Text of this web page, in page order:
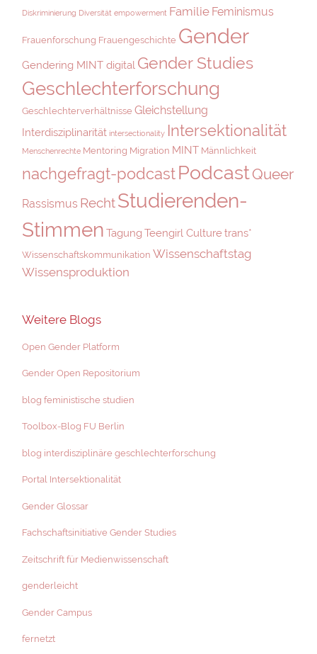
Diskriminierung Diversität empowerment Familie Feminismus
Frauenforschung Frauengeschichte Gender
Gendering MINT digital Gender Studies
Geschlechterforschung
Geschlechterverhältnisse Gleichstellung
Interdisziplinarität intersectionality Intersektionalität
Menschenrechte Mentoring Migration MINT Männlichkeit
nachgefragt-podcastPodcastQueer
Rassismus RechtStudierenden-
Stimmen Tagung Teengirl Culturetrans*
Wissenschaftskommunikation Wissenschaftstag
Wissensproduktion
Weitere Blogs
Open Gender Platform
Gender Open Repositorium
blog feministische studien
Toolbox-Blog FU Berlin
blog interdisziplinäre geschlechterforschung
Portal Intersektionalität
Gender Glossar
Fachschaftsinitiative Gender Studies
Zeitschrift für Medienwissenschaft
genderleicht
Gender Campus
fernetzt